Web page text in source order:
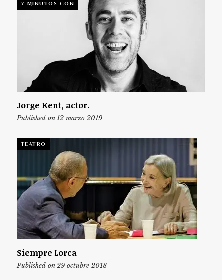
7 MINUTOS CON
Jorge Kent, actor.
Published on 12 marzo 2019
TEATRO
Siempre Lorca
Published on 29 octubre 2018